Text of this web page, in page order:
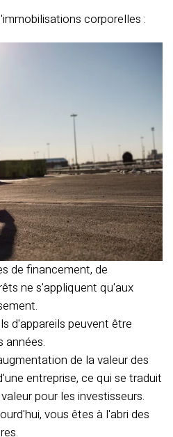
corporelles :
de financement, de
ne s'appliquent qu'aux
d'appareils peuvent être
années.
de la valeur des
entreprise, ce qui se traduit
pour les investisseurs.
vous êtes à l'abri des